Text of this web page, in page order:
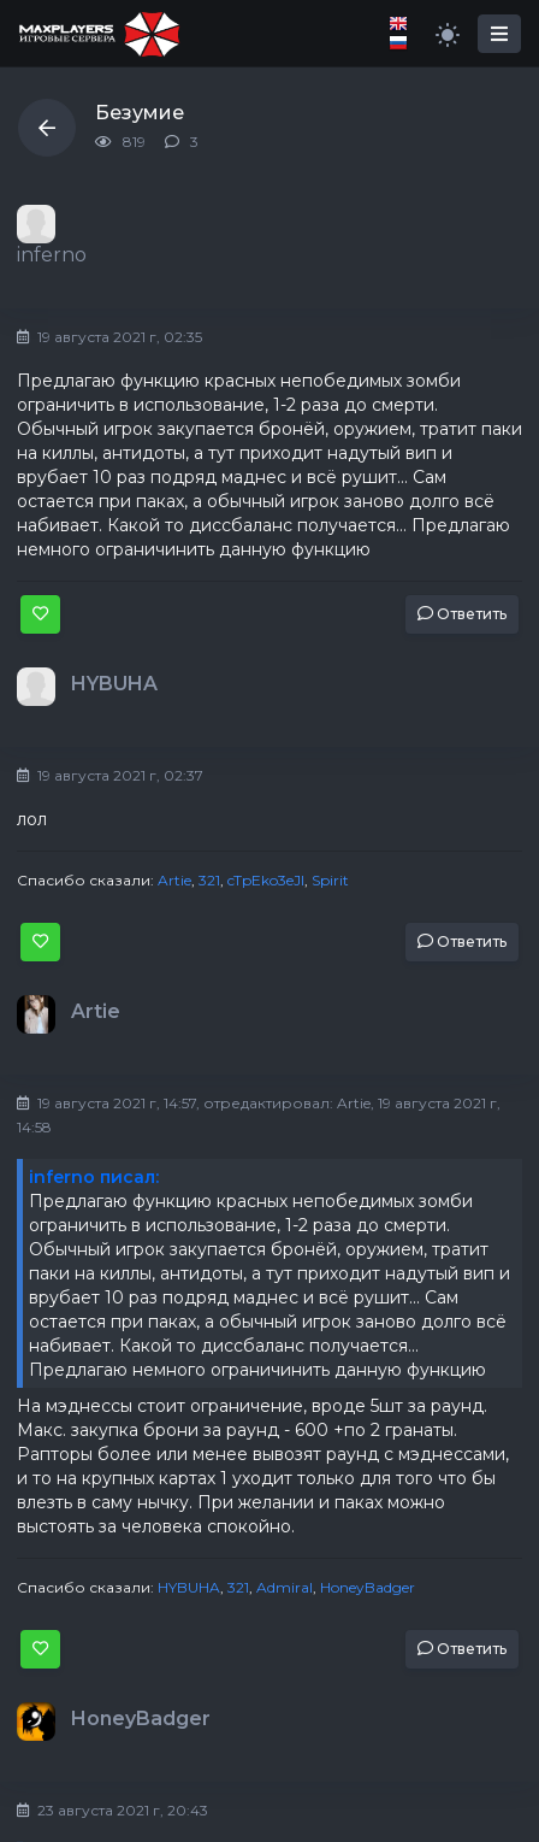
Безумие
819 3
inferno
19 августа 2021 г, 02:35
Предлагаю функцию красных непобедимых зомби
ограничить в использование, 1-2 раза до смерти.
Обычный игрок закупается бронёй, оружием, тратит паки
на киллы, антидоты, а тут приходит надутый вип и
врубает 10 раз подряд маднес и всё рушит... Сам
остается при паках, а обычный игрок заново долго всё
набивает. Какой то диссбаланс получается... Предлагаю
немного ограничинить данную функцию
Ответить
HYBUHA
19 августа 2021 г, 02:37
лол
Спасибо сказали: Artie, 321, cTpEko3eJl, Spirit
Ответить
Artie
19 августа 2021 г, 14:57, отредактировал: Artie, 19 августа 2021 г,
14:58
inferno писал:
Предлагаю функцию красных непобедимых зомби
ограничить в использование, 1-2 раза до смерти.
Обычный игрок закупается бронёй, оружием, тратит
паки на киллы, антидоты, а тут приходит надутый вип и
врубает 10 раз подряд маднес и всё рушит... Сам
остается при паках, а обычный игрок заново долго всё
набивает. Какой то диссбаланс получается...
Предлагаю немного ограничинить данную функцию
На мэднессы стоит ограничение, вроде 5шт за раунд.
Макс. закупка брони за раунд - 600 +по 2 гранаты.
Рапторы более или менее вывозят раунд с мэднессами,
и то на крупных картах 1 уходит только для того что бы
влезть в саму нычку. При желании и паках можно
выстоять за человека спокойно.
Спасибо сказали: HYBUHA, 321, Admiral, HoneyBadger
Ответить
HoneyBadger
23 августа 2021 г, 20:43